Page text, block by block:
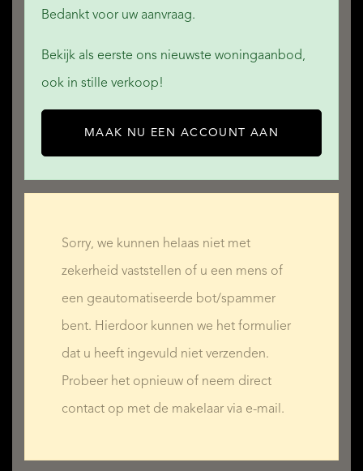
Bedankt voor uw aanvraag.
Bekijk als eerste ons nieuwste woningaanbod,
ook in stille verkoop!
MAAK NU EEN ACCOUNT AAN
Sorry, we kunnen helaas niet met
zekerheid vaststellen of u een mens of
een geautomatiseerde bot/spammer
bent. Hierdoor kunnen we het formulier
dat u heeft ingevuld niet verzenden.
Probeer het opnieuw of neem direct
contact op met de makelaar via e-mail.